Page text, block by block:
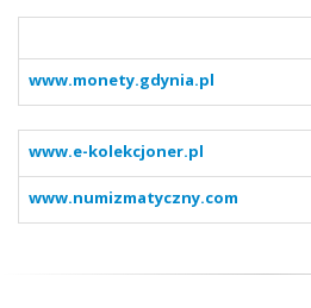
www.monety.gdynia.pl
www.e-kolekcjoner.pl
www.numizmatyczny.com